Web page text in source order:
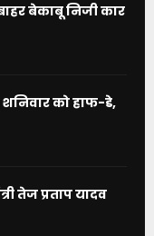
बेकाबू निजी कार
को हाफ-डे,
तेज प्रताप यादव